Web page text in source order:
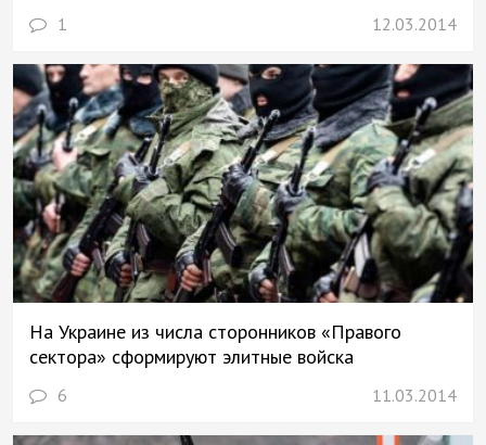
1 12.03.2014
На Украине из числа сторонников «Правого
сектора» сформируют элитные войска
6 11.03.2014